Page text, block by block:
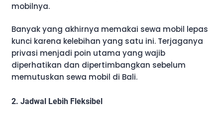
mobilnya.
Banyak yang akhirnya memakai sewa mobil lepas
kunci karena kelebihan yang satu ini. Terjaganya
privasi menjadi poin utama yang wajib
diperhatikan dan dipertimbangkan sebelum
memutuskan sewa mobil di Bali.
2. Jadwal Lebih Fleksibel